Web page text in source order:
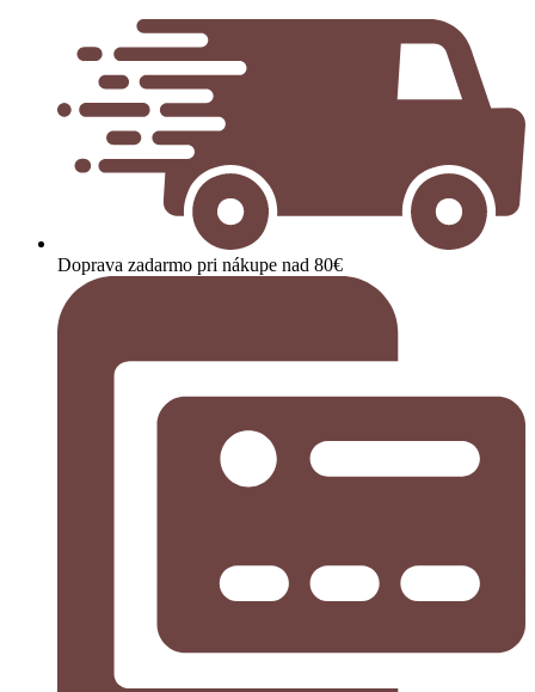
Doprava zadarmo pri nákupe nad 80€